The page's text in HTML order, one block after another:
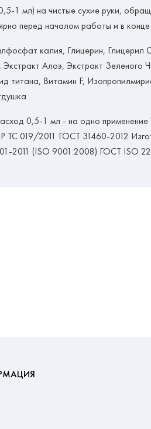
1 мл) на чистые сухие руки,
перед началом работы и в
калия, Глицерин,
Алоэ, Экстракт
титана, Витамин F,
0,5-1 мл - на одно применение
ТС 019/2011 ГОСТ 31460-2012
2011 (ISO 9001:2008) ГОСТ ISO